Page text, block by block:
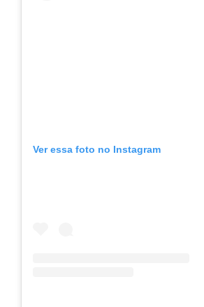
Ver essa foto no Instagram